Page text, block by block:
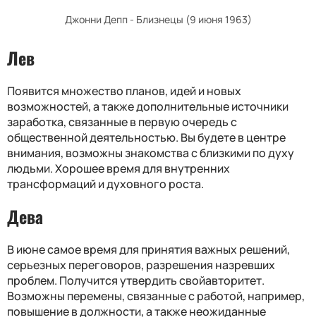
Джонни Депп - Близнецы (9 июня 1963)
Лев
Появится множество планов, идей и новых
возможностей, а также дополнительные источники
заработка, связанные в первую очередь с
общественной деятельностью. Вы будете в центре
внимания, возможны знакомства с близкими по духу
людьми. Хорошее время для внутренних
трансформаций и духовного роста.
Дева
В июне самое время для принятия важных решений,
серьезных переговоров, разрешения назревших
проблем. Получится утвердить свойавторитет.
Возможны перемены, связанные с работой, например,
повышение в должности, а также неожиданные